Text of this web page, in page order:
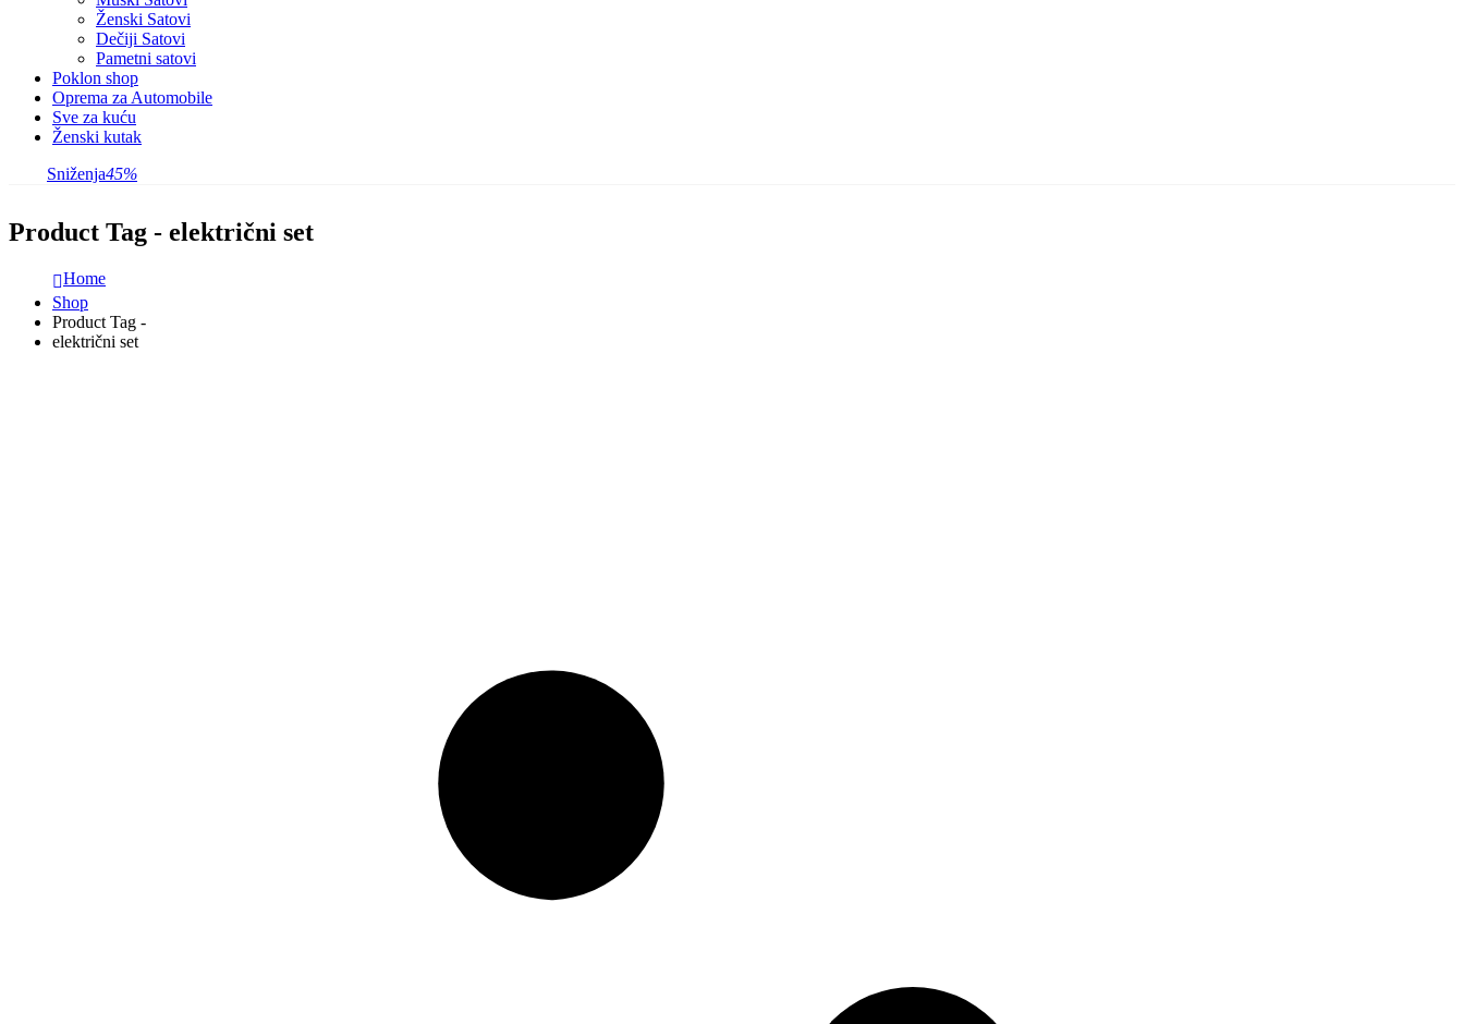
Ženski Satovi
Dečiji Satovi
Pametni satovi
Poklon shop
Oprema za Automobile
Sve za kuću
Ženski kutak
Sniženja45%
Product Tag - električni set
Home
Shop
Product Tag -
električni set